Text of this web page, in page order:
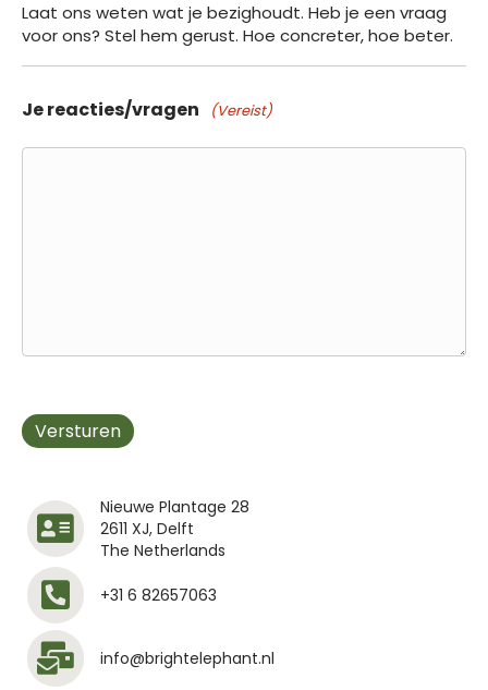
Laat ons weten wat je bezighoudt. Heb je een vraag
voor ons? Stel hem gerust. Hoe concreter, hoe beter.
Je reacties/vragen (Vereist)
Versturen
Nieuwe Plantage 28
2611 XJ, Delft
The Netherlands
+31 6 82657063
info@brightelephant.nl